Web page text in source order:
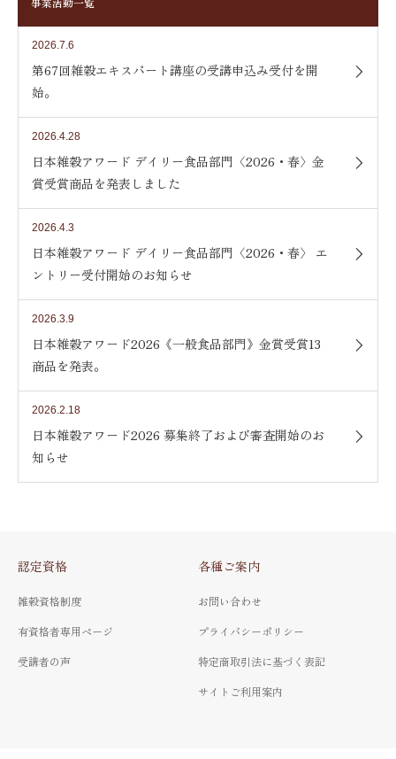
2026.7.6
第67回雑穀エキスパート講座の受講申込み受付を開
始。
2026.4.28
日本雑穀アワード デイリー食品部門〈2026・春〉金
賞受賞商品を発表しました
2026.4.3
日本雑穀アワード デイリー食品部門〈2026・春〉 エ
ントリー受付開始のお知らせ
2026.3.9
日本雑穀アワード2026《一般食品部門》金賞受賞13
商品を発表。
2026.2.18
日本雑穀アワード2026 募集終了および審査開始のお
知らせ
認定資格
雑穀資格制度
有資格者専用ページ
受講者の声
各種ご案内
お問い合わせ
プライバシーポリシー
特定商取引法に基づく表記
サイトご利用案内